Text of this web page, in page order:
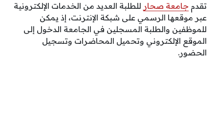
تقدم جامعة صحار للطلبة العديد من الخدمات الإلكترونية
عبر موقعها الرسمي على شبكة الإنترنت، إذ يمكن
للموظفين والطلبة المسجلين في الجامعة الدخول إلى
الموقع الإلكتروني وتحميل المحاضرات وتسجيل
الحضور.